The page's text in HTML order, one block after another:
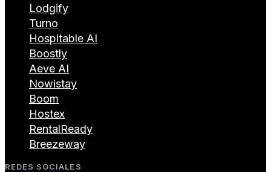
Lodgify
Turno
Hospitable AI
Boostly
Aeve AI
Nowistay
Boom
Hostex
RentalReady
Breezeway
REDES SOCIALES